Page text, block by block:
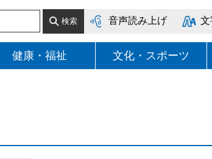
音声読み上げ 文
健康・福祉 文化・スポーツ